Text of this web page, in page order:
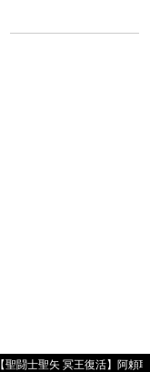
【聖闘士聖矢 冥王復活】阿頼